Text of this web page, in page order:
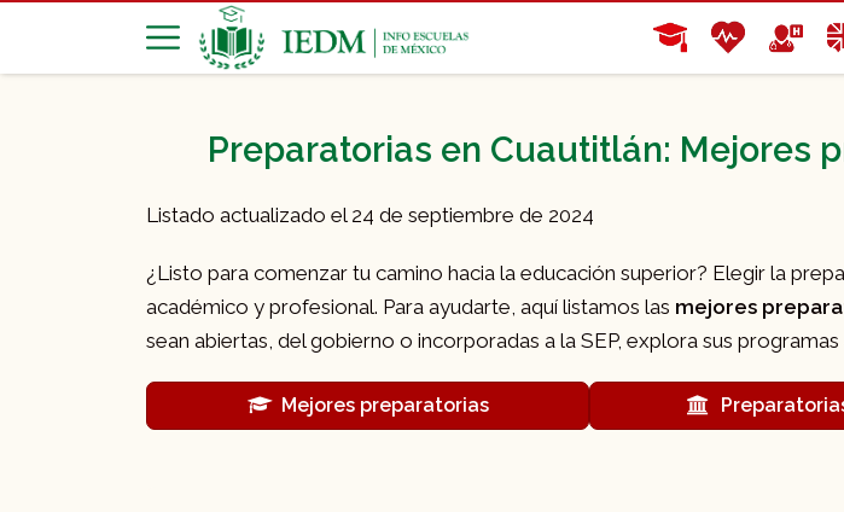
Preparatorias en Cuautitlán: Mejores
Listado actualizado el 24 de septiembre de 2024
¿Listo para comenzar tu camino hacia la educación superior? Elegir la
académico y profesional. Para ayudarte, aquí listamos las mejores
sean abiertas, del gobierno o incorporadas a la SEP, explora sus
Mejores preparatorias